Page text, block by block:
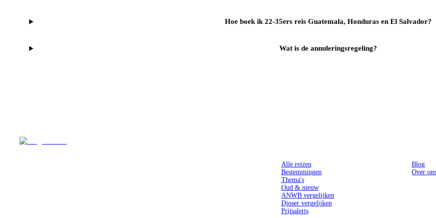
Hoe boek ik 22-35ers reis Guatemala, Honduras en El Salvador?
Wat is de annuleringsregeling?
Alle reizen
Bestemmingen
Thema's
Oud & nieuw
ANWB vergelijken
Djoser vergelijken
Prijsalerts
Blog
Over ons